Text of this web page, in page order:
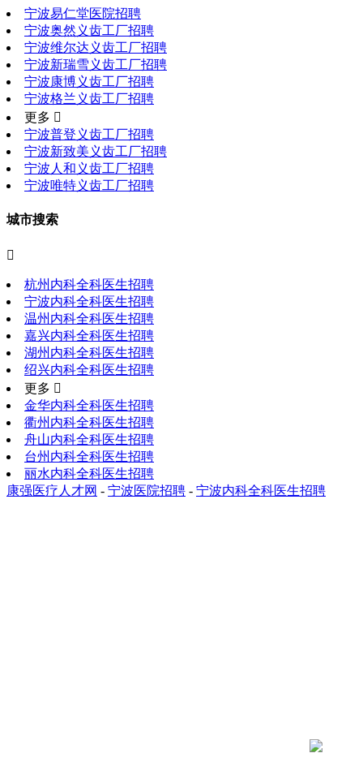
宁波易仁堂医院招聘
宁波奥然义齿工厂招聘
宁波维尔达义齿工厂招聘
宁波新瑞雪义齿工厂招聘
宁波康博义齿工厂招聘
宁波格兰义齿工厂招聘
更多 
宁波普登义齿工厂招聘
宁波新致美义齿工厂招聘
宁波人和义齿工厂招聘
宁波唯特义齿工厂招聘
城市搜索

杭州内科全科医生招聘
宁波内科全科医生招聘
温州内科全科医生招聘
嘉兴内科全科医生招聘
湖州内科全科医生招聘
绍兴内科全科医生招聘
更多 
金华内科全科医生招聘
衢州内科全科医生招聘
舟山内科全科医生招聘
台州内科全科医生招聘
丽水内科全科医生招聘
康强医疗人才网 - 宁波医院招聘 - 宁波内科全科医生招聘